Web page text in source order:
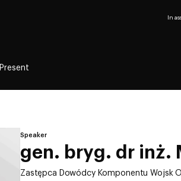
In
Present
Speaker
gen. bryg. dr inż.
Zastępca Dowódcy Komponentu Wojsk